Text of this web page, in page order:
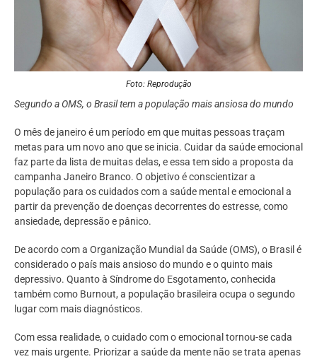
Foto: Reprodução
Segundo a OMS, o Brasil tem a população mais ansiosa do mundo
O mês de janeiro é um período em que muitas pessoas traçam
metas para um novo ano que se inicia. Cuidar da saúde emocional
faz parte da lista de muitas delas, e essa tem sido a proposta da
campanha Janeiro Branco. O objetivo é conscientizar a
população para os cuidados com a saúde mental e emocional a
partir da prevenção de doenças decorrentes do estresse, como
ansiedade, depressão e pânico.
De acordo com a Organização Mundial da Saúde (OMS), o Brasil é
considerado o país mais ansioso do mundo e o quinto mais
depressivo. Quanto à Síndrome do Esgotamento, conhecida
também como Burnout, a população brasileira ocupa o segundo
lugar com mais diagnósticos.
Com essa realidade, o cuidado com o emocional tornou-se cada
vez mais urgente. Priorizar a saúde da mente não se trata apenas